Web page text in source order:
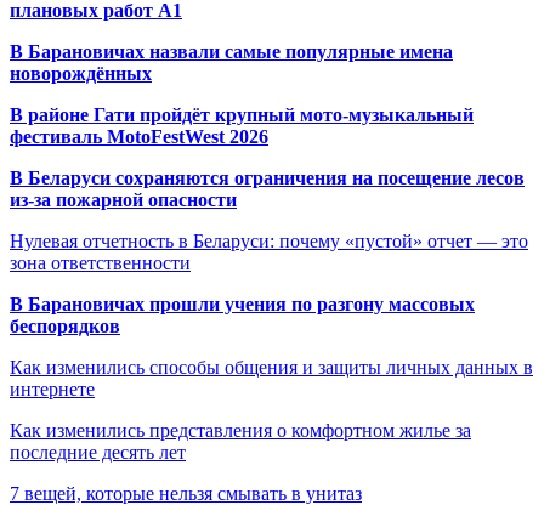
плановых работ A1
В Барановичах назвали самые популярные имена
новорождённых
В районе Гати пройдёт крупный мото-музыкальный
фестиваль MotoFestWest 2026
В Беларуси сохраняются ограничения на посещение лесов
из-за пожарной опасности
Нулевая отчетность в Беларуси: почему «пустой» отчет — это
зона ответственности
В Барановичах прошли учения по разгону массовых
беспорядков
Как изменились способы общения и защиты личных данных в
интернете
Как изменились представления о комфортном жилье за
последние десять лет
7 вещей, которые нельзя смывать в унитаз